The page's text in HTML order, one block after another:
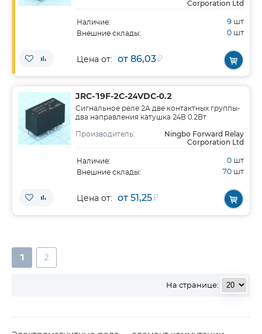
Corporation Ltd
Наличие: 9 шт
Внешние склады: 0 шт
Цена от: от 86,03₽
JRC-19F-2C-24VDC-0.2
Сигнальное реле 2А две контактных группы-
два направления катушка 24В 0.2Вт
Производитель:
Ningbo Forward Relay
Corporation Ltd
Наличие: 0 шт
Внешние склады: 70 шт
Цена от: от 51,25₽
1 2
На странице: